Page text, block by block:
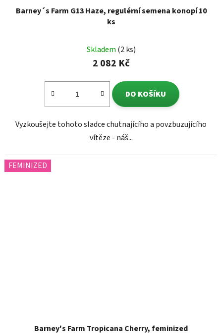
Barney´s Farm G13 Haze, regulérní semena konopí 10
ks
Skladem (2 ks)
2 082 Kč
DO KOŠÍKU
Vyzkoušejte tohoto sladce chutnajícího a povzbuzujícího
vítěze - náš...
FEMINIZED
Barney's Farm Tropicana Cherry, feminized